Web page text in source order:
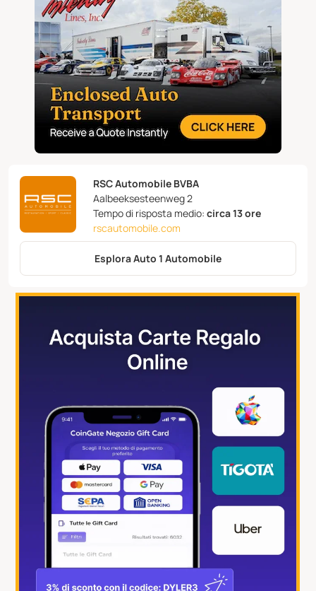
RSC Automobile BVBA
Aalbeeksesteenweg 2
Tempo di risposta medio: circa 13 ore
rscautomobile.com
Esplora Auto 1 Automobile